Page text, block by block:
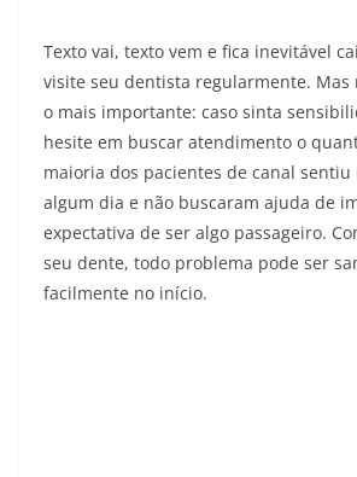
Texto vai, texto vem e fica inevitável
visite seu dentista regularmente. Mas
o mais importante: caso sinta
hesite em buscar atendimento o
maioria dos pacientes de canal
algum dia e não buscaram ajuda de
expectativa de ser algo passageiro.
seu dente, todo problema pode ser
facilmente no início.